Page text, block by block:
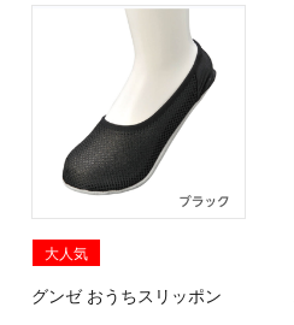
大人気
グンゼ おうちスリッポン